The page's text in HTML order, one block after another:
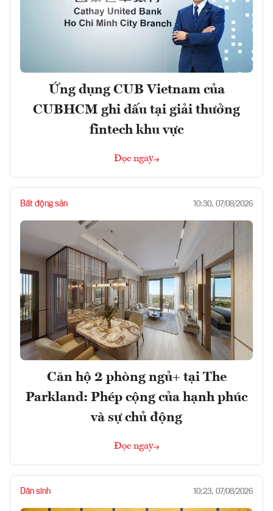
Ứng dụng CUB Vietnam của
CUBHCM ghi dấu tại giải thưởng
fintech khu vực
Đọc ngay
Bất động sản 10:30, 07/08/2026
Căn hộ 2 phòng ngủ+ tại The
Parkland: Phép cộng của hạnh phúc
và sự chủ động
Đọc ngay
Dân sinh 10:23, 07/08/2026